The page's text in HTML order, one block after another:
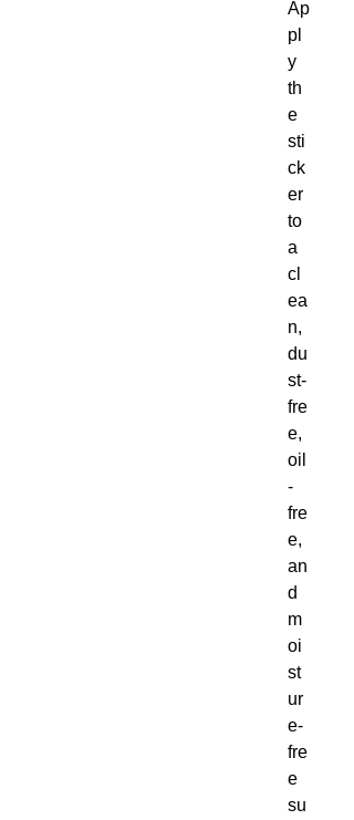
Ap
pl
y
th
e
sti
ck
er
to
a
cl
ea
n,
du
st-
fre
e,
oil
-
fre
e,
an
d
m
oi
st
ur
e-
fre
e
su